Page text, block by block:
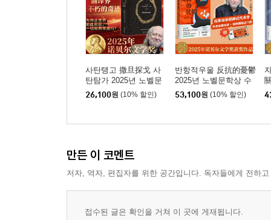
사탄탱고 撒旦探戈 사
탄탐가 2025년 노벨문
학상 수상자 라슬로 크
러스너호르커이 라슬로
26,100원 (10% 할인)
반항적우울 反抗的憂鬱
2025년 노벨문학상 수
상자 크러스너호르커이
라슬로
53,100원 (10% 할인)
만든 이 코멘트
저자, 역자, 편집자를 위한 공간입니다. 독자들에게 전하
접수된 글은 확인을 거쳐 이 곳에 게재됩니다.